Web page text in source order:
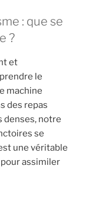
: que se
?
et
le
machine
des repas
notre
se
une véritable
assimiler